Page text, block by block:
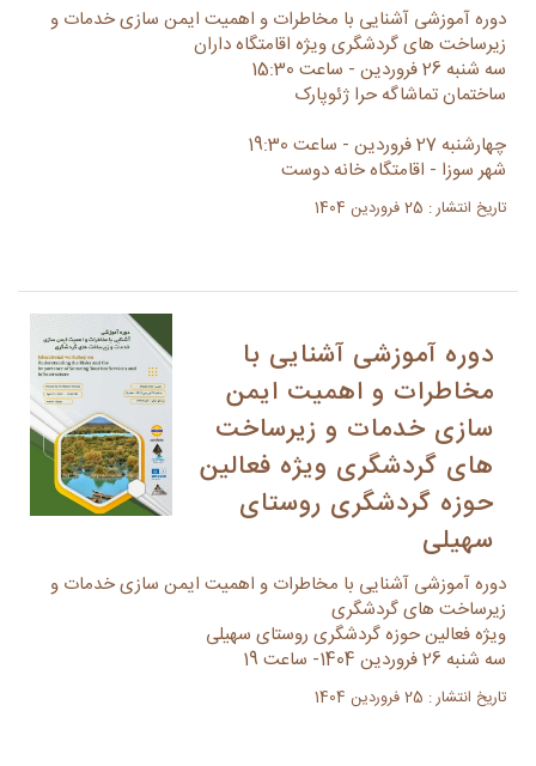
دوره آموزشی آشنایی با مخاطرات و اهمیت ایمن سازی خدمات و
زیرساخت های گردشگری ویژه اقامتگاه داران
سه شنبه 26 فروردین - ساعت 15:30
ساختمان تماشاگه حرا ژئوپارک
چهارشنبه 27 فروردین - ساعت 19:30
شهر سوزا - اقامتگاه خانه دوست
تاریخ انتشار : 25 فروردین 1404
دوره آموزشی آشنایی با
مخاطرات و اهمیت ایمن
سازی خدمات و زیرساخت
های گردشگری ویژه فعالین
حوزه گردشگری روستای
سهیلی
دوره آموزشی آشنایی با مخاطرات و اهمیت ایمن سازی خدمات و
زیرساخت های گردشگری
ویژه فعالین حوزه گردشگری روستای سهیلی
سه شنبه 26 فروردین 1404- ساعت 19
تاریخ انتشار : 25 فروردین 1404